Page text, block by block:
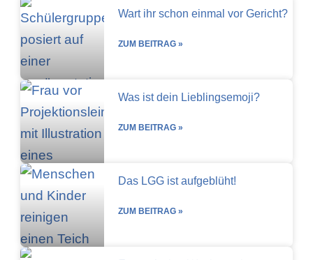
Wart ihr schon einmal vor Gericht?
ZUM BEITRAG »
Was ist dein Lieblingsemoji?
ZUM BEITRAG »
Das LGG ist aufgeblüht!
ZUM BEITRAG »